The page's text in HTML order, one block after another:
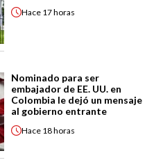
Hace 17 horas
Nominado para ser
embajador de EE. UU. en
Colombia le dejó un mensaje
al gobierno entrante
Hace 18 horas